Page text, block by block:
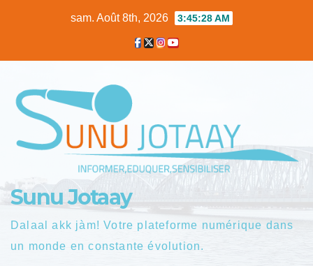
sam. Août 8th, 2026 3:45:28 AM
Sunu Jotaay
Dalaal akk jàm! Votre plateforme numérique dans
un monde en constante évolution.